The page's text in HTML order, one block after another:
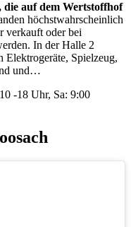
die auf dem Wertstoffhof
höchstwahrscheinlich
verkauft oder bei
In der Halle 2
Elektrogeräte, Spielzeug,
und…
-18 Uhr, Sa: 9:00